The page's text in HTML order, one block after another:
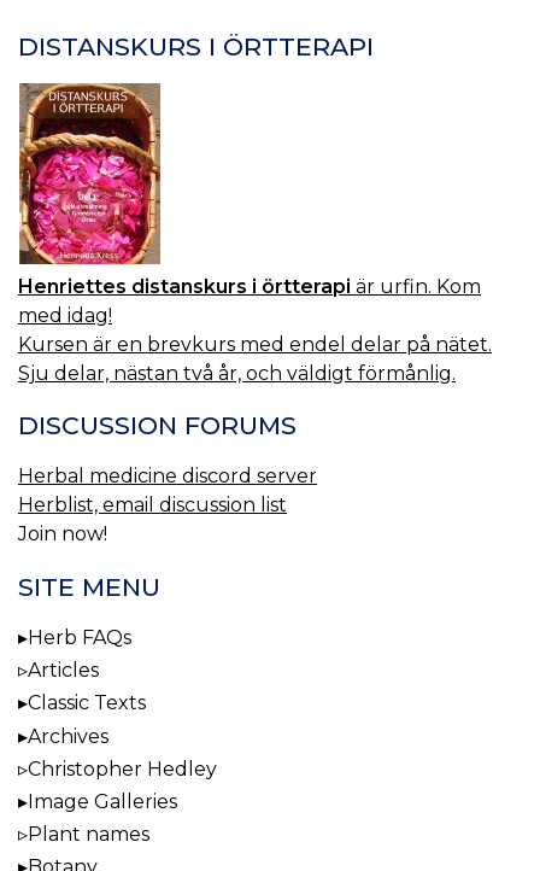
DISTANSKURS I ÖRTTERAPI
Henriettes distanskurs i örtterapi är urfin. Kom
med idag!
Kursen är en brevkurs med endel delar på nätet.
Sju delar, nästan två år, och väldigt förmånlig.
DISCUSSION FORUMS
Herbal medicine discord server
Herblist, email discussion list
Join now!
SITE MENU
Herb FAQs
Articles
Classic Texts
Archives
Christopher Hedley
Image Galleries
Plant names